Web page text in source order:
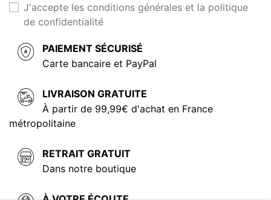
J'accepte les conditions générales et la politique
de confidentialité
PAIEMENT SÉCURISÉ
Carte bancaire et PayPal
LIVRAISON GRATUITE
À partir de 99,99€ d'achat en France
métropolitaine
RETRAIT GRATUIT
Dans notre boutique